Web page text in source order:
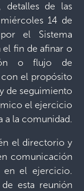
detalles de las
14 de
el Sistema
fin de afinar o
o flujo de
el propósito
de seguimiento
el ejercicio
a la comunidad.
el directorio y
comunicación
en el ejercicio.
esta reunión